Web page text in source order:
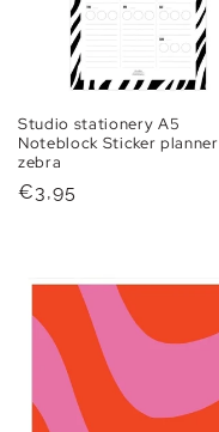
Studio stationery A5
Noteblock Sticker planner
zebra
Normale
€3,95